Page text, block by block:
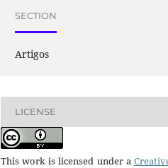
SECTION
Artigos
LICENSE
This work is licensed under a